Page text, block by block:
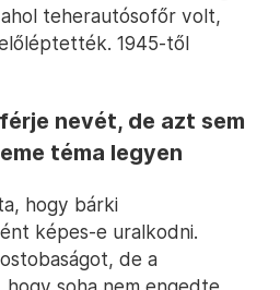
teherautósofőr volt,
1945-től
nevét, de azt sem
téma legyen
hogy bárki
képes-e uralkodni.
de a